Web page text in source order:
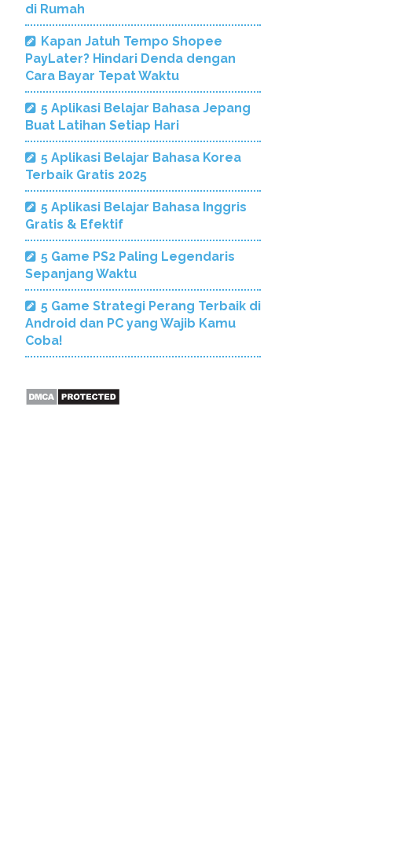
di Rumah
Kapan Jatuh Tempo Shopee
PayLater? Hindari Denda dengan
Cara Bayar Tepat Waktu
5 Aplikasi Belajar Bahasa Jepang
Buat Latihan Setiap Hari
5 Aplikasi Belajar Bahasa Korea
Terbaik Gratis 2025
5 Aplikasi Belajar Bahasa Inggris
Gratis & Efektif
5 Game PS2 Paling Legendaris
Sepanjang Waktu
5 Game Strategi Perang Terbaik di
Android dan PC yang Wajib Kamu
Coba!